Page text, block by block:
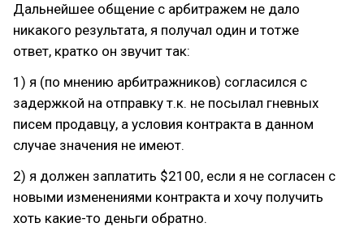
Дальнейшее общение с арбитражем не дало
никакого результата, я получал один и тотже
ответ, кратко он звучит так:
1) я (по мнению арбитражников) согласился с
задержкой на отправку т.к. не посылал гневных
писем продавцу, а условия контракта в данном
случае значения не имеют.
2) я должен заплатить $2100, если я не согласен с
новыми изменениями контракта и хочу получить
хоть какие-то деньги обратно.